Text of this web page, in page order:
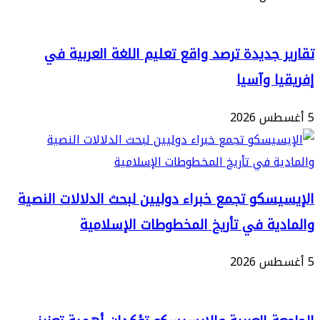
جديدة ترصد واقع تعليم اللغة العربية في
وآسيا
تجمع خبراء دوليين لبحث الدلالات النصية
في تأريخ المخطوطات الإسلامية